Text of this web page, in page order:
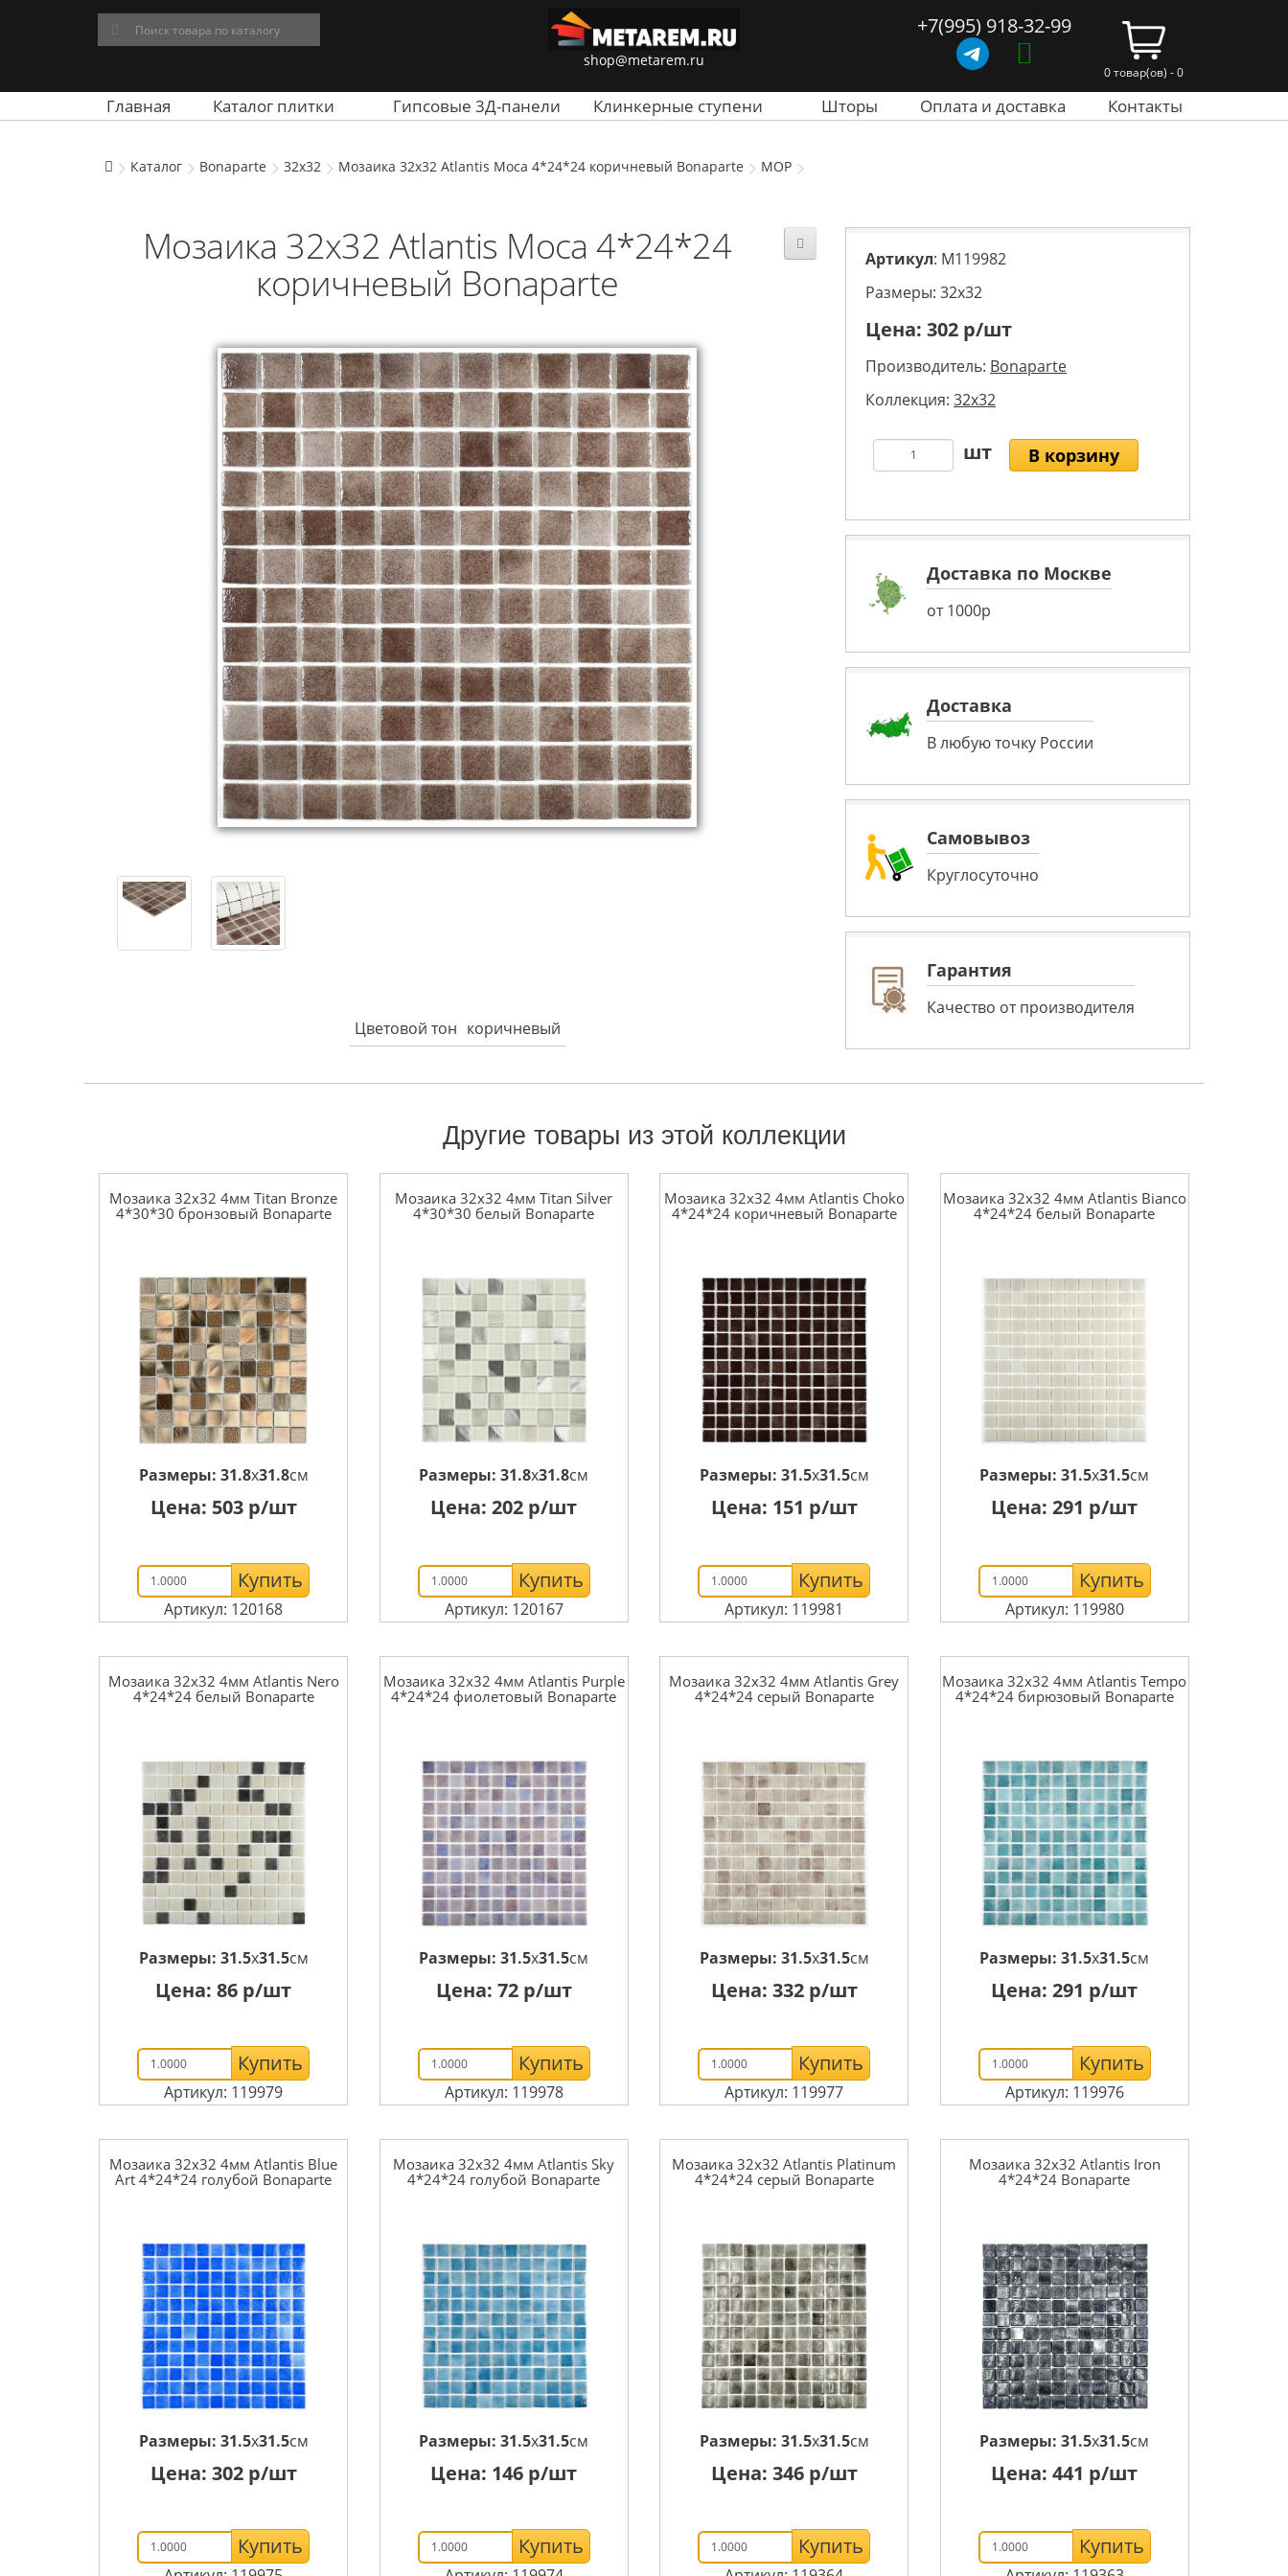
shop@metarem.ru
+7(995) 918-32-99
0 товар(ов) - 0
Главная Каталог плитки Гипсовые 3Д-панели Клинкерные ступени Шторы Оплата и доставка Контакты
Каталог Bonaparte 32x32 Мозаика 32x32 Atlantis Moca 4*24*24 коричневый Bonaparte MOP
Мозаика 32x32 Atlantis Moca 4*24*24
коричневый Bonaparte
Цветовой тон коричневый
Артикул: M119982
Размеры: 32х32
Цена: 302 р/шт
Производитель: Bonaparte
Коллекция: 32x32
В корзину
Доставка по Москве
от 1000р
Доставка
В любую точку России
Самовывоз
Круглосуточно
Гарантия
Качество от производителя
Другие товары из этой коллекции
Мозаика 32x32 4мм Titan Bronze
4*30*30 бронзовый Bonaparte
Размеры: 31.8x31.8см
Цена: 503р/шт
Купить
Артикул: 120168
Мозаика 32x32 4мм Titan Silver
4*30*30 белый Bonaparte
Размеры:31.8x31.8см
Цена:202 р/шт
Купить
Артикул: 120167
Мозаика 32x32 4мм Atlantis Choko
4*24*24 коричневый Bonaparte
Размеры: 31.5x31.5см
Цена: 151 р/шт
Купить
Артикул: 119981
Мозаика 32x32 4мм Atlantis Bianco
4*24*24 белый Bonaparte
Размеры:31.5x31.5см
Цена:291 р/шт
Купить
Артикул: 119980
Мозаика 32x32 4мм Atlantis Nero
4*24*24 белый Bonaparte
Размеры: 31.5x31.5см
Цена:86 р/шт
Купить
Артикул: 119979
Мозаика 32x32 4мм Atlantis Purple
4*24*24 фиолетовый Bonaparte
Размеры:31.5x31.5см
Цена: 72р/шт
Купить
Артикул: 119978
Мозаика 32x32 4мм Atlantis Grey
4*24*24 серый Bonaparte
Размеры: 31.5x31.5см
Цена: 332р/шт
Купить
Артикул: 119977
Мозаика 32x32 4мм Atlantis Tempo
4*24*24 бирюзовый Bonaparte
Размеры:31.5x31.5см
Цена:291 р/шт
Купить
Артикул: 119976
Мозаика 32x32 4мм Atlantis Blue
Art 4*24*24 голубой Bonaparte
Размеры: 31.5x31.5см
Цена: 302р/шт
Купить
Мозаика 32x32 4мм Atlantis Sky
4*24*24 голубой Bonaparte
Размеры:31.5x31.5см
Цена: 146 р/шт
Купить
Мозаика 32x32 Atlantis Platinum
4*24*24 серый Bonaparte
Размеры: 31.5x31.5см
Цена: 346р/шт
Купить
Мозаика 32x32 Atlantis Iron
4*24*24 Bonaparte
Размеры:31.5x31.5см
Цена:441 р/шт
Купить